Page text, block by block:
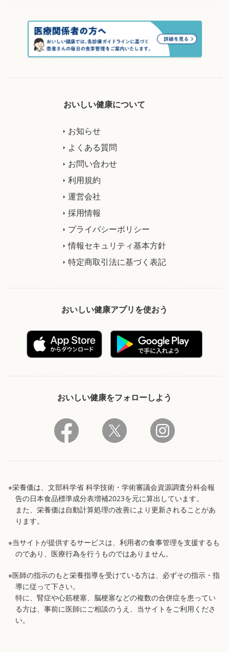
おいしい健康について
お知らせ
よくある質問
お問い合わせ
利用規約
運営会社
採用情報
プライバシーポリシー
情報セキュリティ基本方針
特定商取引法に基づく表記
おいしい健康アプリを使おう
おいしい健康をフォローしよう
※栄養価は、文部科学省 科学技術・学術審議会資源調査分科会報
告の日本食品標準成分表増補2023を元に算出しています。
また、栄養価は自動計算処理の改善により更新されることがあ
ります。
※当サイトが提供するサービスは、利用者の食事管理を支援するも
のであり、医療行為を行うものではありません。
※医師の指示のもと栄養指導を受けている方は、必ずその指示・指
導に従って下さい。
特に、腎症や心筋梗塞、脳梗塞などの複数の合併症を患ってい
る方は、事前に医師にご相談のうえ、当サイトをご利用くださ
い。